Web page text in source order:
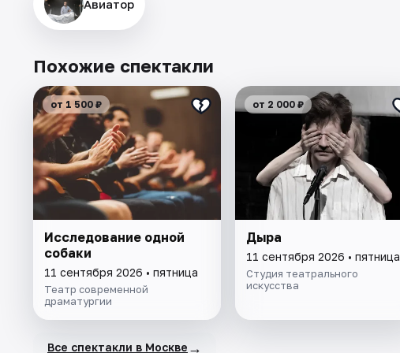
Авиатор
Похожие спектакли
от 1 500 ₽
Исследование одной
собаки
11 сентября 2026 • пятница
Театр современной
драматургии
от 2 000 ₽
Дыра
11 сентября 2026 • пятница
Студия театрального
искусства
Все спектакли в Москве →